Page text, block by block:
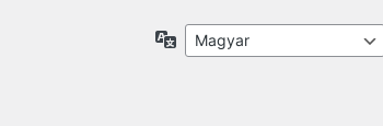
Nyelv